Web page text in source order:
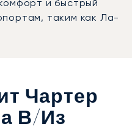
и быстрый
таким как Ла-
Чартер
В/из